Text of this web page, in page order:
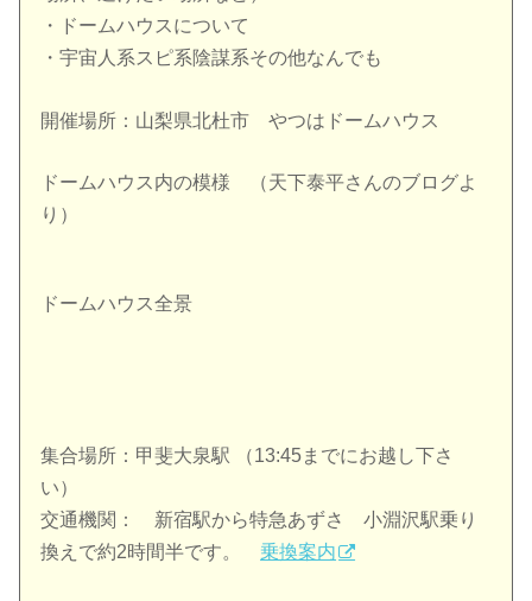
・ドームハウスについて
・宇宙人系スピ系陰謀系その他なんでも
開催場所： 山梨県北杜市 やつはドームハウス
ドームハウス内の模様 （天下泰平さんのブログよ
り）
ドームハウス全景
集合場所：甲斐大泉駅 （13:45までにお越し下さ
い）
交通機関： 新宿駅から特急あずさ 小淵沢駅乗り
換えで約2時間半です。 乗換案内